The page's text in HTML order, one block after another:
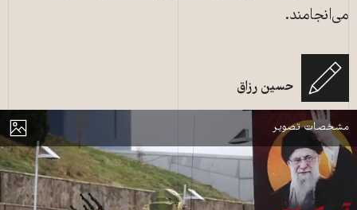
می‌انجامند.
حسین رزاق
نمایش
مشخصات تصویر
گذاشته شدند ـ عکس:Fatemeh Bahrami/ منبع: AFP